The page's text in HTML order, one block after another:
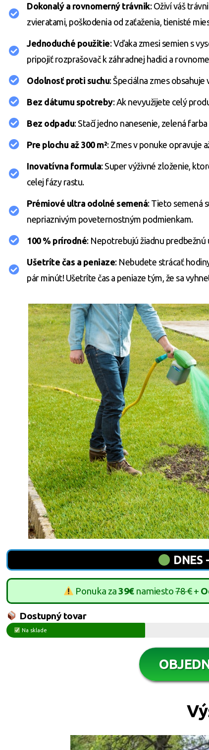
Dokonalý a rovnomerný trávnik: Oživí váš
zvieratami, poškodenia od zaťaženia, tienisté
Jednoduché použitie: Vďaka zmesi semien s
pripojiť rozprašovač k záhradnej hadici a
Odolnosť proti suchu: Špeciálna zmes
Bez dátumu spotreby: Ak nevyužijete celý
Bez odpadu: Stačí jedno nanesenie, zelená
Pre plochu až 300 m²: Zmes v ponuke opravuje
Inovatívna formula: Super výživné zloženie,
celej fázy rastu.
Prémiové ultra odolné semená: Tieto semená
nepriaznivým poveternostným podmienkam.
100 % prírodné: Nepotrebujú žiadnu predbežnú
Ušetríte čas a peniaze: Nebudete strácať
pár minút! Ušetríte čas a peniaze tým, že sa
DNES
Ponuka za39€namiesto78 €+
Dostupný tovar
Na sklade